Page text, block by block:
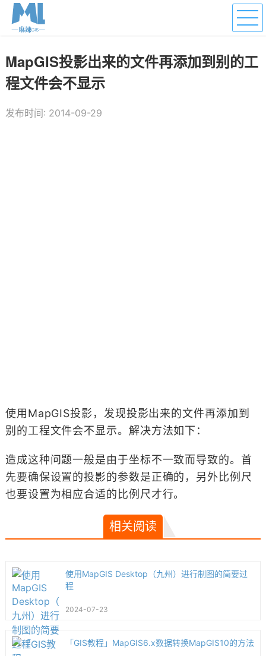
MapGIS投影出来的文件再添加到别的工
程文件会不显示
发布时间: 2014-09-29
使用MapGIS投影，发现投影出来的文件再添加到
别的工程文件会不显示。解决方法如下：
造成这种问题一般是由于坐标不一致而导致的。首
先要确保设置的投影的参数是正确的，另外比例尺
也要设置为相应合适的比例尺才行。
相关阅读
使用MapGIS Desktop（九州）进行制图的简要过
程
2024-07-23
「GIS教程」MapGIS6.x数据转换MapGIS10的方法